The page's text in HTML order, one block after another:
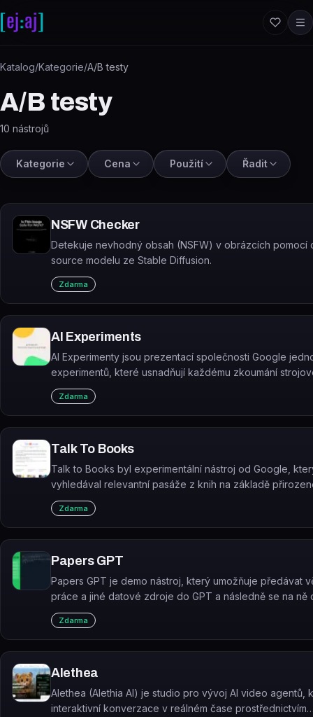
Katalog/Kategorie/A/B testy
A/B testy
10 nástrojů
Kategorie Cena Použití Řadit
NSFW Checker
Detekuje nevhodný obsah (NSFW) v obrázcích pomocí
source modelu ze Stable Diffusion.
Zdarma
AI Experiments
AI Experimenty jsou prezentací společnosti Google
experimentů, které usnadňují každému zkoumání
pomocí obrázků, kreseb, jazyka, hudby a dalších prvků.
Zdarma
Talk To Books
Talk to Books byl experimentální nástroj od Google,
vyhledával relevantní pasáže z knih na základě
nebo výroku.
Zdarma
Papers GPT
Papers GPT je demo nástroj, který umožňuje předávat
práce a jiné datové zdroje do GPT a následně se na ně
Zdarma
Alethea
Alethea (Alethia AI) je studio pro vývoj AI video agentů,
interaktivní konverzace v reálném čase prostřednictvím